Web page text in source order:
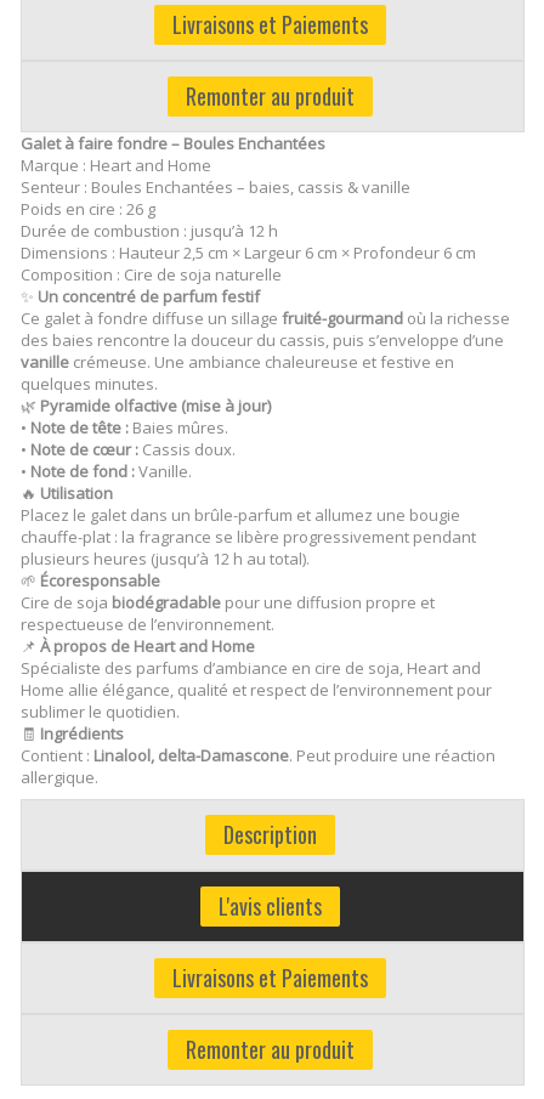
Livraisons et Paiements
Remonter au produit
Galet à faire fondre – Boules Enchantées
Marque : Heart and Home
Senteur : Boules Enchantées – baies, cassis & vanille
Poids en cire : 26 g
Durée de combustion : jusqu’à 12 h
Dimensions : Hauteur 2,5 cm × Largeur 6 cm × Profondeur 6 cm
Composition : Cire de soja naturelle
✨ Un concentré de parfum festif
Ce galet à fondre diffuse un sillagefruité-gourmand où la richesse
des baies rencontre la douceur du cassis, puis s’enveloppe d’une
vanille crémeuse. Une ambiance chaleureuse et festive en
quelques minutes.
🌿 Pyramide olfactive (mise à jour)
• Note de tête : Baies mûres.
• Note de cœur : Cassis doux.
• Note de fond :Vanille.
🔥 Utilisation
Placez le galet dans un brûle-parfum et allumez une bougie
chauffe-plat : la fragrance se libère progressivement pendant
plusieurs heures (jusqu’à 12 h au total).
🌱 Écoresponsable
Cire de soja biodégradable pour une diffusion propre et
respectueuse de l’environnement.
📌À propos de Heart and Home
Spécialiste des parfums d’ambiance en cire de soja, Heart and
Home allie élégance, qualité et respect de l’environnement pour
sublimer le quotidien.
🧾 Ingrédients
Contient : Linalool, delta-Damascone. Peut produire une réaction
allergique.
Description
L'avis clients
Livraisons et Paiements
Remonter au produit